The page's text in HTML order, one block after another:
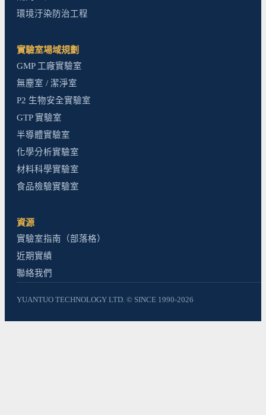
環境汙染防治工程
實驗室場域規劃
GMP 工廠實驗室
無塵室 / 潔淨室
P2 生物安全實驗室
GTP 實驗室
半導體實驗室
化學分析實驗室
材料科學實驗室
食品檢驗實驗室
資源
實驗室指南（部落格）
近期實績
聯絡我們
YUANTUO TECHNOLOGY LTD. © SINCE 1990-2026